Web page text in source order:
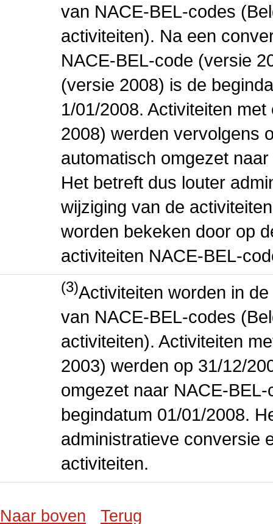
van NACE-BEL-codes
activiteiten). Na een
NACE-BEL-code (versie
(versie 2008) is de
1/01/2008. Activiteiten
2008) werden vervolgens
automatisch omgezet
Het betreft dus louter
wijziging van de
worden bekeken door op
activiteiten NACE-BEL-
(3)Activiteiten worden in
van NACE-BEL-codes
activiteiten). Activiteiten
2003) werden op 31/12/
omgezet naar NACE-
begindatum 01/01/2008.
administratieve conversie
activiteiten.
Naar boven Terug